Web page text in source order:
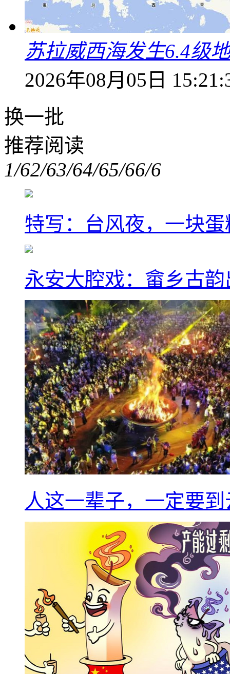
苏拉威西海发生6.4级
2026年08月05日
换一批
推荐阅读
1/62/63/64/65/66/6
特写：台风夜，一块
永安大腔戏：畲乡古
人这一辈子，一定要